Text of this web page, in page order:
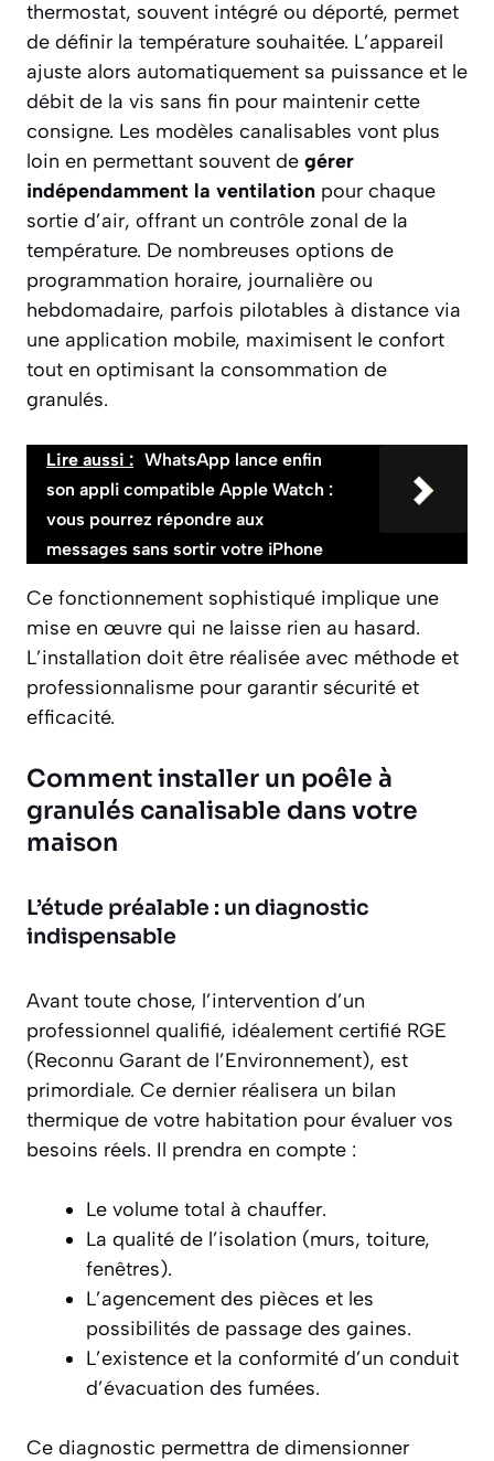
thermostat, souvent intégré ou déporté, permet
de définir la température souhaitée. L’appareil
ajuste alors automatiquement sa puissance et le
débit de la vis sans fin pour maintenir cette
consigne. Les modèles canalisables vont plus
loin en permettant souvent de gérer
indépendamment la ventilation pour chaque
sortie d’air, offrant un contrôle zonal de la
température. De nombreuses options de
programmation horaire, journalière ou
hebdomadaire, parfois pilotables à distance via
une application mobile, maximisent le confort
tout en optimisant la consommation de
granulés.
Lire aussi : WhatsApp lance enfin
son appli compatible Apple Watch :
vous pourrez répondre aux
messages sans sortir votre iPhone
Ce fonctionnement sophistiqué implique une
mise en œuvre qui ne laisse rien au hasard.
L’installation doit être réalisée avec méthode et
professionnalisme pour garantir sécurité et
efficacité.
Comment installer un poêle à
granulés canalisable dans votre
maison
L’étude préalable : un diagnostic
indispensable
Avant toute chose, l’intervention d’un
professionnel qualifié, idéalement certifié RGE
(Reconnu Garant de l’Environnement), est
primordiale. Ce dernier réalisera un bilan
thermique de votre habitation pour évaluer vos
besoins réels. Il prendra en compte :
Le volume total à chauffer.
La qualité de l’isolation (murs, toiture,
fenêtres).
L’agencement des pièces et les
possibilités de passage des gaines.
L’existence et la conformité d’un conduit
d’évacuation des fumées.
Ce diagnostic permettra de dimensionner